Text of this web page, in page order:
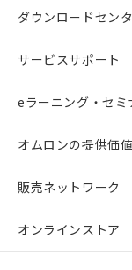
ダウンロードセンタ
サービスサポート
eラーニング・セミ
オムロンの提供価値
販売ネットワーク
オンラインストア